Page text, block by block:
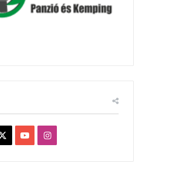
YouTubeInstagram